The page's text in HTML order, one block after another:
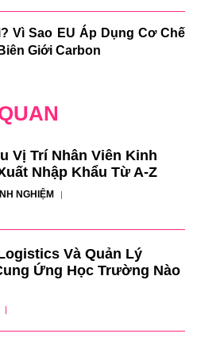
Vì Sao EU Áp Dụng Cơ Chế
Giới Carbon
Vị Trí Nhân Viên Kinh
Nhập Khẩu Từ A-Z
NGHIỆM
Và Quản Lý
Ứng Học Trường Nào